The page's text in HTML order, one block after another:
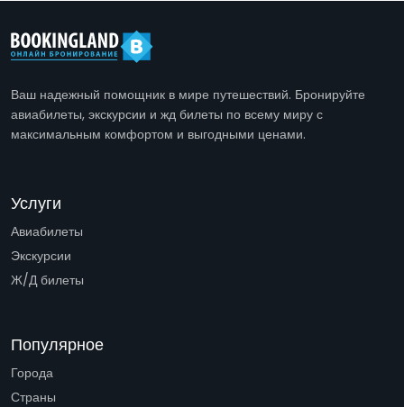
Ваш надежный помощник в мире путешествий. Бронируйте
авиабилеты, экскурсии и жд билеты по всему миру с
максимальным комфортом и выгодными ценами.
Услуги
Авиабилеты
Экскурсии
Ж/Д билеты
Популярное
Города
Страны